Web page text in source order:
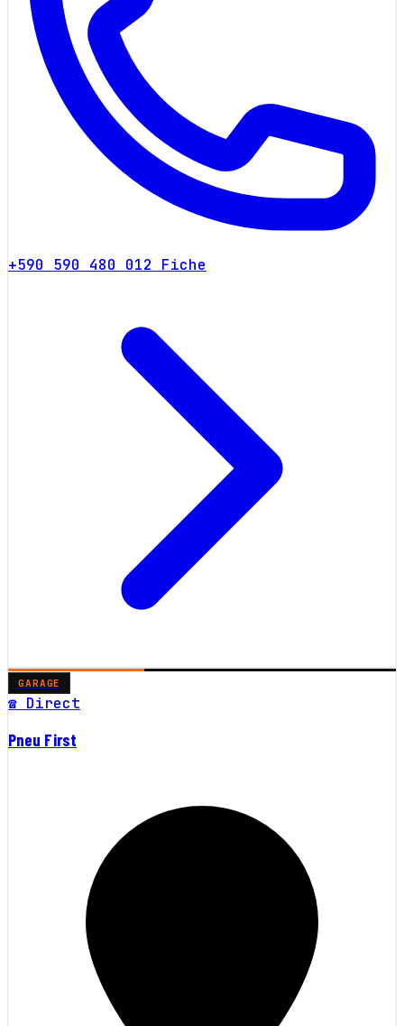
+590 590 480 012 Fiche
GARAGE
☎ Direct
Pneu First